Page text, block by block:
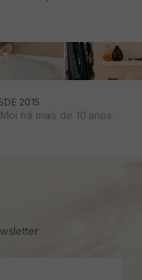
2015
há mais de 10 anos.